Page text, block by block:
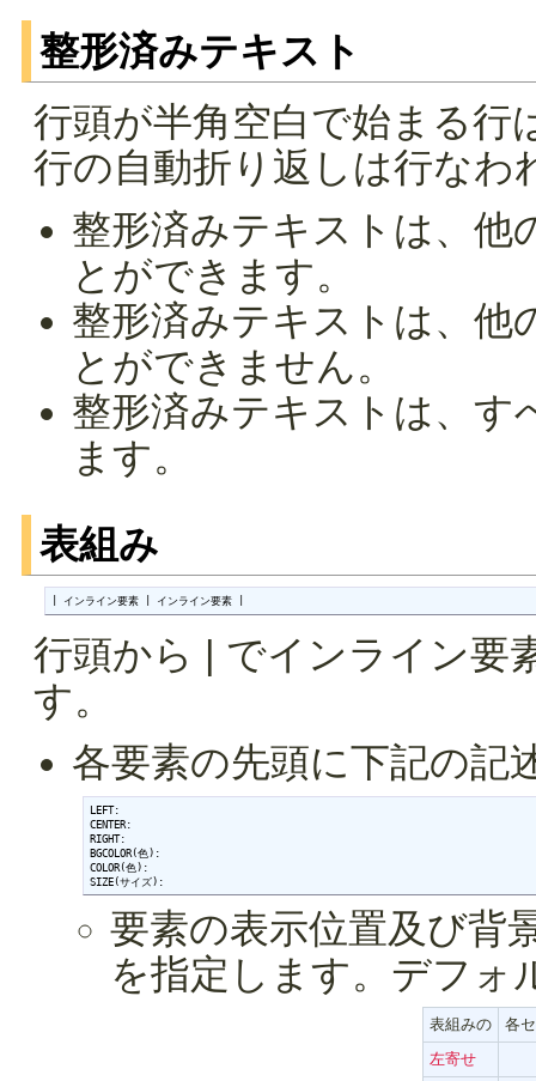
整形済みテキスト
行頭が半角空白で始まる行
行の自動折り返しは行なわ
整形済みテキストは、他
とができます。
整形済みテキストは、他
とができません。
整形済みテキストは、す
ます。
表組み
| インライン要素 | インライン要素 |
行頭から | でインライン要
す。
各要素の先頭に下記の記
LEFT:
CENTER:
RIGHT:
BGCOLOR(色):
COLOR(色):
SIZE(サイズ):
要素の表示位置及び背
を指定します。デフォ
表組みの
各
左寄せ